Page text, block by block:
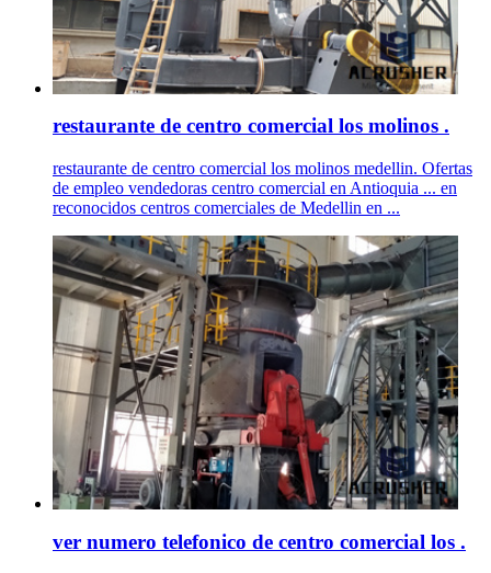
restaurante de centro comercial los molinos .
restaurante de centro comercial los molinos medellin. Ofertas
de empleo vendedoras centro comercial en Antioquia ... en
reconocidos centros comerciales de Medellin en ...
ver numero telefonico de centro comercial los .